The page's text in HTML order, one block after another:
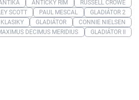
ANTICKÝ ŘÍM
RUSSELL CROWE
SCOTT
PAUL MESCAL
GLADIÁTOR 2
GLADIÁTOR
CONNIE NIELSEN
DECIMUS MERIDIUS
GLADIÁTOR II